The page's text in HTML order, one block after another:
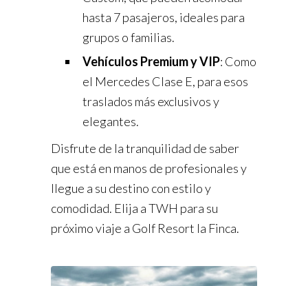
hasta 7 pasajeros, ideales para
grupos o familias.
Vehículos Premium y VIP: Como
el Mercedes Clase E, para esos
traslados más exclusivos y
elegantes.
Disfrute de la tranquilidad de saber
que está en manos de profesionales y
llegue a su destino con estilo y
comodidad. Elija a TWH para su
próximo viaje a Golf Resort la Finca.